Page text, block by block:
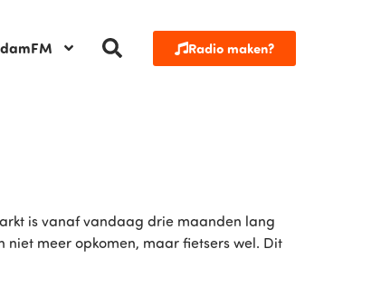
Radio maken?
is vanaf vandaag drie maanden lang
niet meer opkomen, maar fietsers wel. Dit